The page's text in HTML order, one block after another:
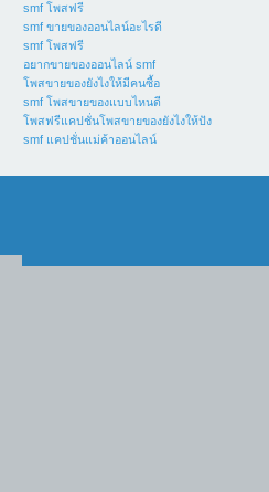
smf โพสฟรี
smf ขายของออนไลน์อะไรดี
smf โพสฟรี
อยากขายของออนไลน์ smf
โพสขายของยังไงให้มีคนซื้อ
smf โพสขายของแบบไหนดี
โพสฟรีแคปชั่นโพสขายของยังไงให้ปัง
smf แคปชั่นแม่ค้าออนไลน์